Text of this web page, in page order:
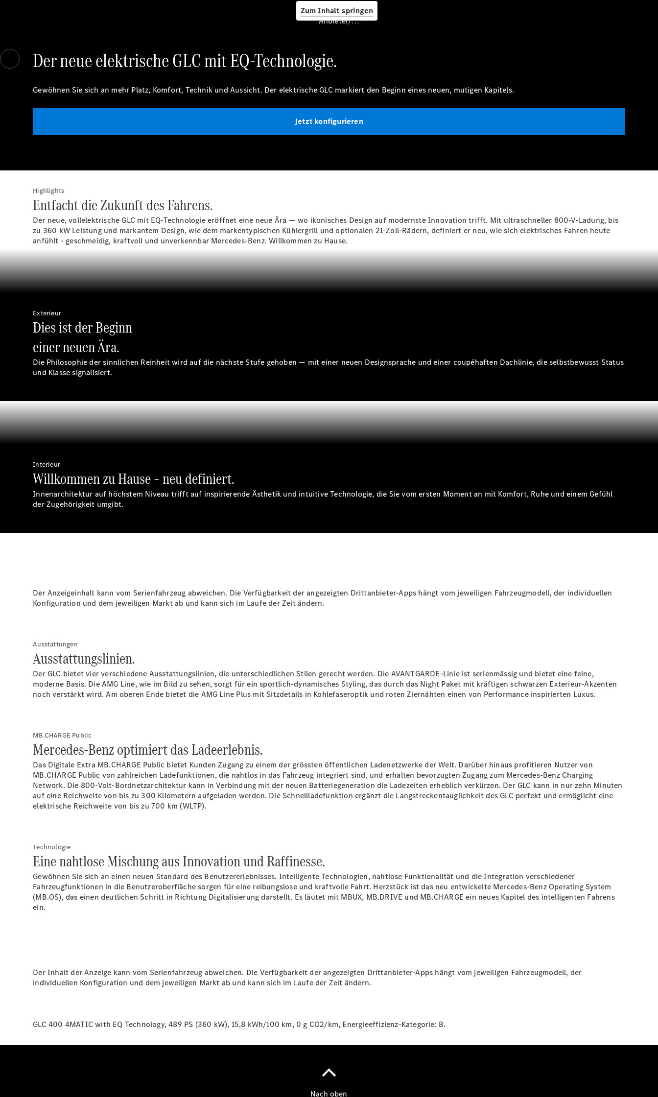
Zum Inhalt springen
Service &
Zubehör
Digitale
Extras
Wartung,
Reparatur
&
Garantie
Übersicht
Rückrufe
Ersatzteile
Accessories
Digitale
Über uns
Offene
Stellen
Standort &
Öffnungszeiten
Anbieter/Datenschutz
Der neue elektrische GLC mit EQ-Technologie.
Gewöhnen Sie sich an mehr Platz, Komfort, Technik und Aussicht. Der elektrische GLC markiert den Beginn eines neuen, mutigen Kapitels.
Jetzt konfigurieren
Highlights
Entfacht die Zukunft des Fahrens.
Der neue, vollelektrische GLC mit EQ-Technologie eröffnet eine neue Ära — wo ikonisches Design auf modernste Innovation trifft. Mit ultraschneller 800-V-Ladung, bis
zu 360 kW Leistung und markantem Design, wie dem markentypischen Kühlergrill und optionalen 21-Zoll-Rädern, definiert er neu, wie sich elektrisches Fahren heute
anfühlt - geschmeidig, kraftvoll und unverkennbar Mercedes-Benz. Willkommen zu Hause.
Exterieur
Dies ist der Beginn
einer neuen Ära.
Die Philosophie der sinnlichen Reinheit wird auf die nächste Stufe gehoben — mit einer neuen Designsprache und einer coupéhaften Dachlinie, die selbstbewusst Status
und Klasse signalisiert.
Interieur
Willkommen zu Hause – neu definiert.
Innenarchitektur auf höchstem Niveau trifft auf inspirierende Ästhetik und intuitive Technologie, die Sie vom ersten Moment an mit Komfort, Ruhe und einem Gefühl
der Zugehörigkeit umgibt.
Der Anzeigeinhalt kann vom Serienfahrzeug abweichen. Die Verfügbarkeit der angezeigten Drittanbieter-Apps hängt vom jeweiligen Fahrzeugmodell, der individuellen
Konfiguration und dem jeweiligen Markt ab und kann sich im Laufe der Zeit ändern.
Ausstattungen
Ausstattungslinien.
Der GLC bietet vier verschiedene Ausstattungslinien, die unterschiedlichen Stilen gerecht werden. Die AVANTGARDE-Linie ist serienmässig und bietet eine feine,
moderne Basis. Die AMG Line, wie im Bild zu sehen, sorgt für ein sportlich-dynamisches Styling, das durch das Night Paket mit kräftigen schwarzen Exterieur-Akzenten
noch verstärkt wird. Am oberen Ende bietet die AMG Line Plus mit Sitzdetails in Kohlefaseroptik und roten Ziernähten einen von Performance inspirierten Luxus.
MB.CHARGE Public
Mercedes-Benz optimiert das Ladeerlebnis.
Das Digitale Extra MB.CHARGE Public bietet Kunden Zugang zu einem der grössten öffentlichen Ladenetzwerke der Welt. Darüber hinaus profitieren Nutzer von
MB.CHARGE Public von zahlreichen Ladefunktionen, die nahtlos in das Fahrzeug integriert sind, und erhalten bevorzugten Zugang zum Mercedes-Benz Charging
Network. Die 800-Volt-Bordnetzarchitektur kann in Verbindung mit der neuen Batteriegeneration die Ladezeiten erheblich verkürzen. Der GLC kann in nur zehn Minuten
auf eine Reichweite von bis zu 300 Kilometern aufgeladen werden. Die Schnellladefunktion ergänzt die Langstreckentauglichkeit des GLC perfekt und ermöglicht eine
elektrische Reichweite von bis zu 700 km(WLTP).
Technologie
Eine nahtlose Mischung aus Innovation und Raffinesse.
Gewöhnen Sie sich an einen neuen Standard des Benutzererlebnisses. Intelligente Technologien, nahtlose Funktionalität und die Integration verschiedener
Fahrzeugfunktionen in die Benutzeroberfläche sorgen für eine reibungslose und kraftvolle Fahrt. Herzstück ist das neu entwickelte Mercedes-Benz Operating System
(MB.OS), das einen deutlichen Schritt in Richtung Digitalisierung darstellt. Es läutet mit MBUX, MB.DRIVE und MB.CHARGE ein neues Kapitel des intelligenten Fahrens
ein.
Der Inhalt der Anzeige kann vom Serienfahrzeug abweichen. Die Verfügbarkeit der angezeigten Drittanbieter-Apps hängt vom jeweiligen Fahrzeugmodell, der
individuellen Konfiguration und dem jeweiligen Markt ab und kann sich im Laufe der Zeit ändern.
GLC 400 4MATIC with EQ Technology, 489 PS (360 kW), 15,8 kWh/100 km, 0 g CO2/km, Energieeffizienz-Kategorie: B.